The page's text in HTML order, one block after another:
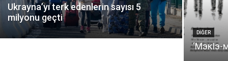
Ukrayna’yı terk edenlerin sayısı 5
milyonu geçti
DIĞER
‘МэкIэ-